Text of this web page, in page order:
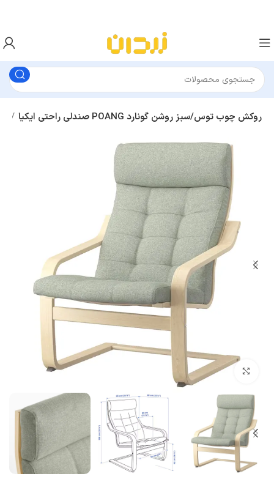
صندلی راحتی ایکیا POANG روکش چوب توس/سبز روشن گونارد
بزرگنمایی تصویر